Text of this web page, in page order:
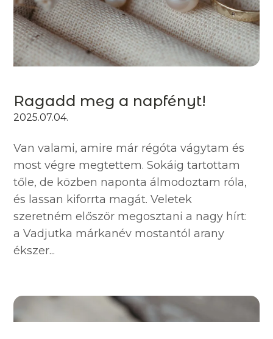
Ragadd meg a napfényt!
2025.07.04.
Van valami, amire már régóta vágytam és
most végre megtettem. Sokáig tartottam
tőle, de közben naponta álmodoztam róla,
és lassan kiforrta magát. Veletek
szeretném először megosztani a nagy hírt:
a Vadjutka márkanév mostantól arany
ékszer...